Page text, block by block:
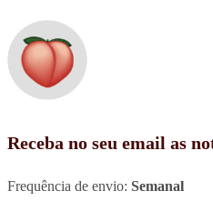
Receba no seu email as
Frequência de envio: Semanal